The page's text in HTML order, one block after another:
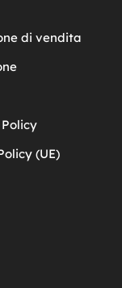
di vendita
(UE)